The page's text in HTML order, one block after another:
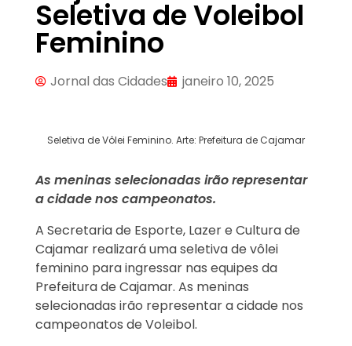
Seletiva de Voleibol
Feminino
Jornal das Cidades janeiro 10, 2025
Seletiva de Vôlei Feminino. Arte: Prefeitura de Cajamar
As meninas selecionadas irão representar
a cidade nos campeonatos.
A Secretaria de Esporte, Lazer e Cultura de
Cajamar realizará uma seletiva de vôlei
feminino para ingressar nas equipes da
Prefeitura de Cajamar. As meninas
selecionadas irão representar a cidade nos
campeonatos de Voleibol.